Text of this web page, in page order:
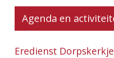
Agenda en
Eredienst